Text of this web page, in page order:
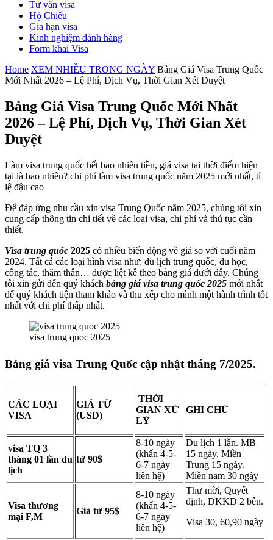
Tư vấn visa
Hộ Chiếu
Gia hạn visa
Kinh nghiệm đánh hàng
Form khai Visa
Home XEM NHIỀU TRONG NGÀY Bảng Giá Visa Trung Quốc
Mới Nhất 2026 – Lệ Phí, Dịch Vụ, Thời Gian Xét Duyệt
Bảng Giá Visa Trung Quốc Mới Nhất
2026 – Lệ Phí, Dịch Vụ, Thời Gian Xét
Duyệt
Làm visa trung quốc hết bao nhiêu tiền, giá visa tại thời điểm hiện
tại là bao nhiêu? chi phí làm visa trung quốc năm 2025 mới nhất, tỉ
lệ đậu cao
Để đáp ứng nhu cầu xin visa Trung Quốc năm 2025, chúng tôi xin
cung cấp thông tin chi tiết về các loại visa, chi phí và thủ tục cần
thiết.
Visa trung quốc 2025 có nhiều biến động về giá so với cuối năm
2024. Tất cả các loại hình visa như: du lịch trung quốc, du học,
công tác, thăm thân… được liệt kê theo bảng giá dưới đây. Chúng
tôi xin gửi đến quý khách bảng giá visa trung quốc 2025 mới nhất
để quý khách tiện tham khảo và thu xếp cho mình một hành trình tốt
nhất với chi phí thấp nhất.
visa trung quoc 2025
Bảng giá visa Trung Quốc cập nhật tháng 7/2025.
CÁC LOẠI
VISA
GIÁ TỪ
(USD)
THỜI
GIAN XỬ
LÝ
GHI CHÚ
visa TQ 3
tháng 01 lần du
lịch
từ 90$
8-10 ngày
(khẩn 4-5-
6-7 ngày
liên hệ)
Du lịch 1 lần. MB
15 ngày, Miền
Trung 15 ngày.
Miền nam 30 ngày
Visa thương
mại F,M
Giá từ 95$
8-10 ngày
(khẩn 4-5-
6-7 ngày
liên hệ)
Thư mời, Quyết
định, DKKD 2 bên.
Visa 30, 60,90 ngày